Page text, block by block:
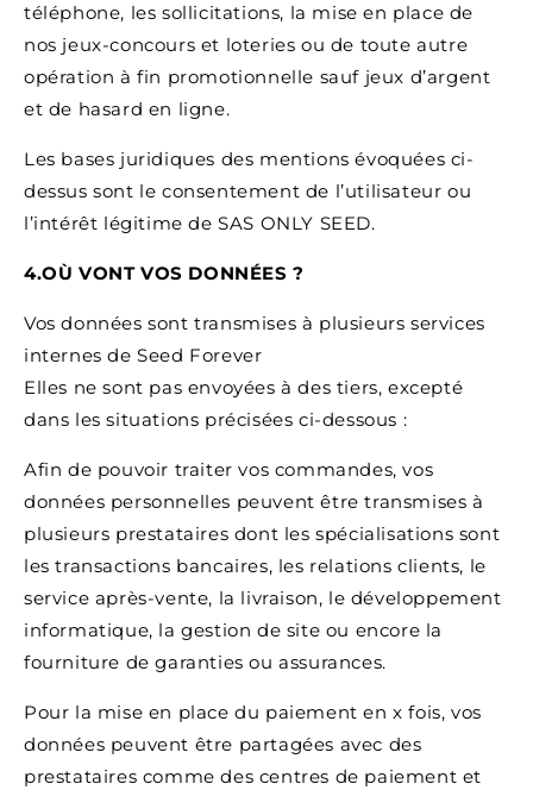
téléphone, les sollicitations, la mise en place de
nos jeux-concours et loteries ou de toute autre
opération à fin promotionnelle sauf jeux d’argent
et de hasard en ligne.
Les bases juridiques des mentions évoquées ci-
dessus sont le consentement de l’utilisateur ou
l’intérêt légitime de SAS ONLY SEED.
4.OÙ VONT VOS DONNÉES ?
Vos données sont transmises à plusieurs services
internes de Seed Forever
Elles ne sont pas envoyées à des tiers, excepté
dans les situations précisées ci-dessous :
Afin de pouvoir traiter vos commandes, vos
données personnelles peuvent être transmises à
plusieurs prestataires dont les spécialisations sont
les transactions bancaires, les relations clients, le
service après-vente, la livraison, le développement
informatique, la gestion de site ou encore la
fourniture de garanties ou assurances.
Pour la mise en place du paiement en x fois, vos
données peuvent être partagées avec des
prestataires comme des centres de paiement et